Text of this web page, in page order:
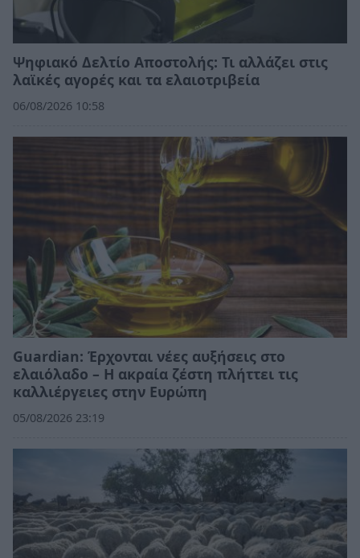
Ψηφιακό Δελτίο Αποστολής: Τι αλλάζει στις
λαϊκές αγορές και τα ελαιοτριβεία
06/08/2026 10:58
Guardian: Έρχονται νέες αυξήσεις στο
ελαιόλαδο – Η ακραία ζέστη πλήττει τις
καλλιέργειες στην Ευρώπη
05/08/2026 23:19